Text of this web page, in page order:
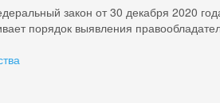
закон от 30 декабря 2020
порядок выявления